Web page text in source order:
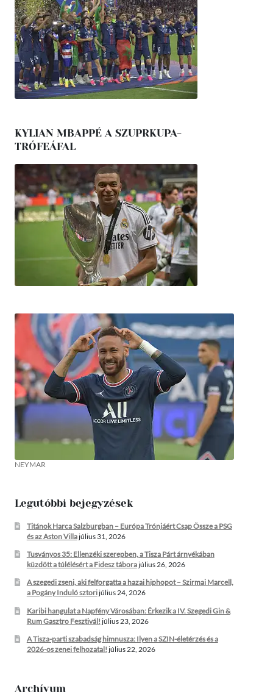
KYLIAN MBAPPÉ A SZUPRKUPA-
TRÓFEÁFAL
NEYMAR
Legutóbbi bejegyzések
Titánok Harca Salzburgban – Európa Trónjáért Csap Össze a PSG
és az Aston Villajúlius 31, 2026
Tusványos 35: Ellenzéki szerepben, a Tisza Párt árnyékában
küzdött a túlélésért a Fidesz táborajúlius 26, 2026
A szegedi zseni, aki felforgatta a hazai hiphopot – Szirmai Marcell,
a Pogány Induló sztorijúlius 24, 2026
Karibi hangulat a Napfény Városában: Érkezik a IV. Szegedi Gin &
Rum Gasztro Fesztivál! július 23, 2026
A Tisza-parti szabadság himnusza: Ilyen a SZIN-életérzés és a
2026-os zenei felhozatal! július 22, 2026
Archívum